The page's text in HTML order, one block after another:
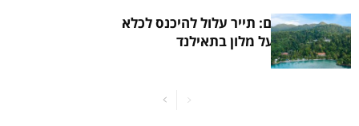
תחשבו פעמיים: תייר עלול להיכנס לכלא
בגלל ביקורת על מלון בתאילנד